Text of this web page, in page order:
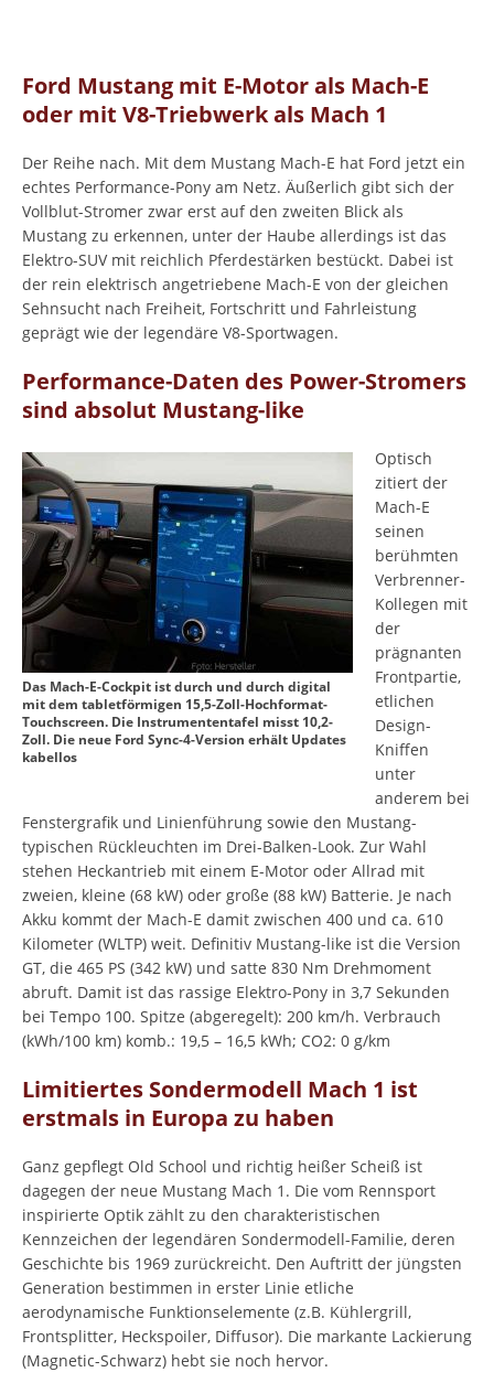
Ford Mustang mit E-Motor als Mach-E
oder mit V8-Triebwerk als Mach 1
Der Reihe nach. Mit dem Mustang Mach-E hat Ford jetzt ein
echtes Performance-Pony am Netz. Äußerlich gibt sich der
Vollblut-Stromer zwar erst auf den zweiten Blick als
Mustang zu erkennen, unter der Haube allerdings ist das
Elektro-SUV mit reichlich Pferdestärken bestückt. Dabei ist
der rein elektrisch angetriebene Mach-E von der gleichen
Sehnsucht nach Freiheit, Fortschritt und Fahrleistung
geprägt wie der legendäre V8-Sportwagen.
Performance-Daten des Power-Stromers
sind absolut Mustang-like
Das Mach-E-Cockpit ist durch und durch digital
mit dem tabletförmigen 15,5-Zoll-Hochformat-
Touchscreen. Die Instrumententafel misst 10,2-
Zoll. Die neue Ford Sync-4-Version erhält Updates
kabellos
Optisch
zitiert der
Mach-E
seinen
berühmten
Verbrenner-
Kollegen mit
der
prägnanten
Frontpartie,
etlichen
Design-
Kniffen
unter
anderem bei
Fenstergrafik und Linienführung sowie den Mustang-
typischen Rückleuchten im Drei-Balken-Look. Zur Wahl
stehen Heckantrieb mit einem E-Motor oder Allrad mit
zweien, kleine (68 kW) oder große (88 kW) Batterie. Je nach
Akku kommt der Mach-E damit zwischen 400 und ca. 610
Kilometer (WLTP) weit. Definitiv Mustang-like ist die Version
GT, die 465 PS (342 kW) und satte 830 Nm Drehmoment
abruft. Damit ist das rassige Elektro-Pony in 3,7 Sekunden
bei Tempo 100. Spitze (abgeregelt): 200 km/h. Verbrauch
(kWh/100 km) komb.: 19,5 – 16,5 kWh; CO2: 0 g/km
Limitiertes Sondermodell Mach 1 ist
erstmals in Europa zu haben
Ganz gepflegt Old School und richtig heißer Scheiß ist
dagegen der neue Mustang Mach 1. Die vom Rennsport
inspirierte Optik zählt zu den charakteristischen
Kennzeichen der legendären Sondermodell-Familie, deren
Geschichte bis 1969 zurückreicht. Den Auftritt der jüngsten
Generation bestimmen in erster Linie etliche
aerodynamische Funktionselemente (z.B. Kühlergrill,
Frontsplitter, Heckspoiler, Diffusor). Die markante Lackierung
(Magnetic-Schwarz) hebt sie noch hervor.